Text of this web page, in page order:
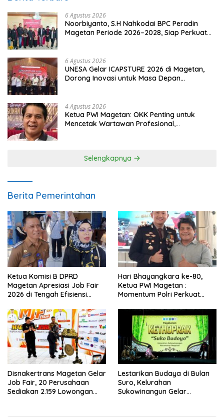
6 Agustus 2026
Noorbiyanto, S.H Nahkodai BPC Peradin
Magetan Periode 2026–2028, Siap Perkuat
6 Agustus 2026
UNESA Gelar ICAPSTURE 2026 di Magetan,
Dorong Inovasi untuk Masa Depan
4 Agustus 2026
Ketua PWI Magetan: OKK Penting untuk
Mencetak Wartawan Profesional,
Selengkapnya
Berita Pemerintahan
Ketua Komisi B DPRD
Magetan Apresiasi Job Fair
2026 di Tengah Efisiensi
Hari Bhayangkara ke-80,
Ketua PWI Magetan :
Momentum Polri Perkuat
Disnakertrans Magetan Gelar
Job Fair, 20 Perusahaan
Sediakan 2.159 Lowongan
Lestarikan Budaya di Bulan
Suro, Kelurahan
Sukowinangun Gelar